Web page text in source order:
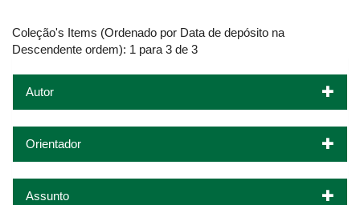
Coleção's Items (Ordenado por Data de depósito na
Descendente ordem): 1 para 3 de 3
Autor
Orientador
Assunto